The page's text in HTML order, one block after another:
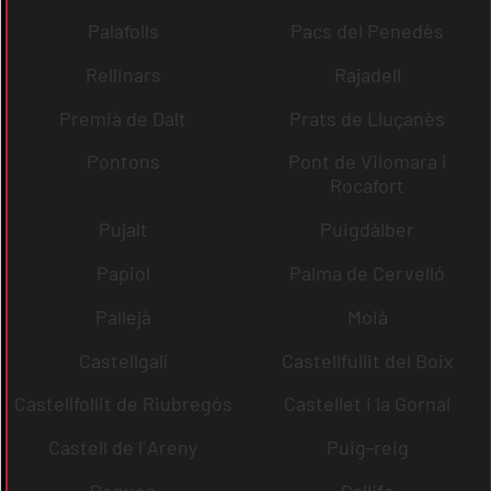
Palafolls
Pacs del Penedès
Rellinars
Rajadell
Premià de Dalt
Prats de Lluçanès
Pontons
Pont de Vilomara i
Rocafort
Pujalt
Puigdàlber
Papiol
Palma de Cervelló
Pallejà
Moià
Castellgalí
Castellfullit del Boix
Castellfollit de Riubregós
Castellet i la Gornal
Castell de l´Areny
Puig-reig